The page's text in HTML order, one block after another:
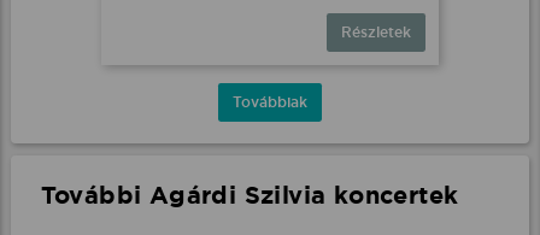
Részletek
Továbbiak
További Agárdi Szilvia koncertek